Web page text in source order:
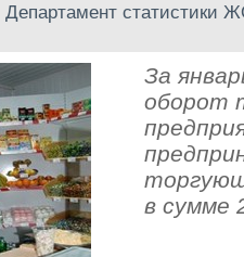
Департамент статистики
За
оборот
в сумме